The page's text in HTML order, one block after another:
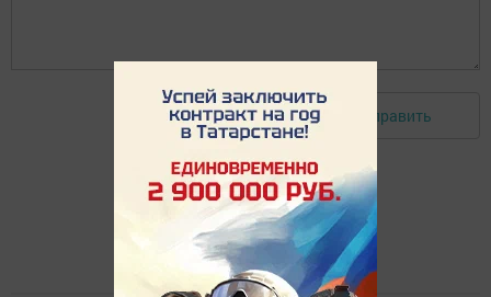
Авторизоваться Отправить